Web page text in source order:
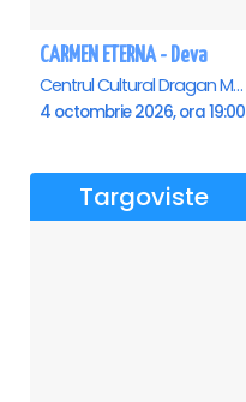
CARMEN ETERNA - Deva
Centrul Cultural Dragan Muntean, Deva
4 octombrie 2026, ora 19:00
Targoviste